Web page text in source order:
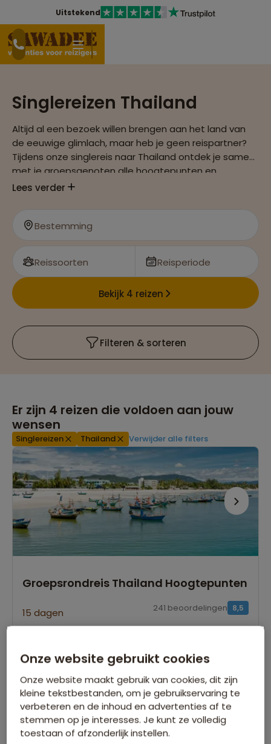
Uitstekend
Singlereizen Thailand
Altijd al een bezoek willen brengen aan het land van
de eeuwige glimlach, maar heb je geen reispartner?
Tijdens onze singlereis naar Thailand ontdek je samen
met je groepsgenoten alle hoogtepunten en
ontmoet je de gastvrije bevolking.
Lees verder
Bestemming
Reissoorten Reisperiode
Bekijk 4 reizen
Filteren & sorteren
Er zijn 4 reizen die voldoen aan jouw
wensen
Singlereizen Thailand Verwijder alle filters
Groepsrondreis Thailand Hoogtepunten
15 dagen 8,5
241 beoordelingen
Maak een fietstocht langs de tempels van
Unieke boottocht over de Sakaekrang Rivier
Bekijk alle vertrekdata
Onze website gebruikt cookies
Onze website maakt gebruik van cookies, dit zijn
kleine tekstbestanden, om je gebruikservaring te
verbeteren en de inhoud en advertenties af te
stemmen op je interesses. Je kunt ze volledig
toestaan of afzonderlijk instellen.